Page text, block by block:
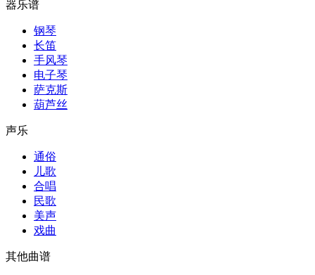
器乐谱
钢琴
长笛
手风琴
电子琴
萨克斯
葫芦丝
声乐
通俗
儿歌
合唱
民歌
美声
戏曲
其他曲谱